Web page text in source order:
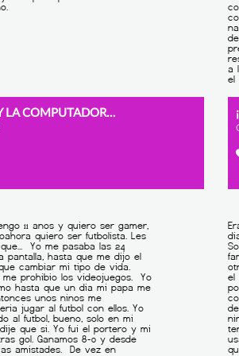
CENICIENTA Y LA COMPUTADORA (LOURDES. 1º-A)